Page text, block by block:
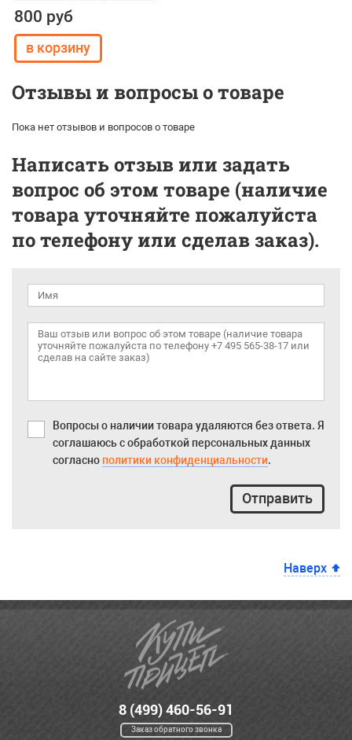
800 руб
Отзывы и вопросы о товаре
Пока нет отзывов и вопросов о товаре
Написать отзыв или задать
вопрос об этом товаре (наличие
товара уточняйте пожалуйста
по телефону или сделав заказ).
Вопросы о наличии товара удаляются без ответа. Я
соглашаюсь с обработкой персональных данных
согласно политики конфиденциальности.
Отправить
Наверх
8 (499) 460-56-91
Заказ обратного звонка